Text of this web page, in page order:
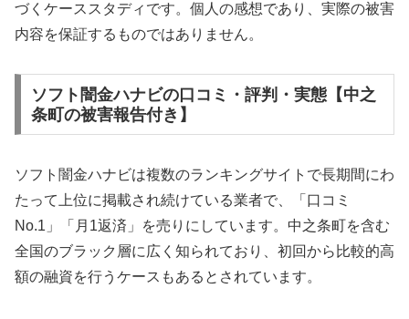
づくケーススタディです。個人の感想であり、実際の被害
内容を保証するものではありません。
ソフト闇金ハナビの口コミ・評判・実態【中之
条町の被害報告付き】
ソフト闇金ハナビは複数のランキングサイトで長期間にわ
たって上位に掲載され続けている業者で、「口コミ
No.1」「月1返済」を売りにしています。中之条町を含む
全国のブラック層に広く知られており、初回から比較的高
額の融資を行うケースもあるとされています。